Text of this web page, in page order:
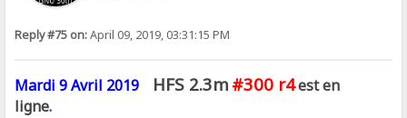
Reply #75 on:April 09, 2019, 03:31:15 PM
Mardi 9 Avril 2019 HFS 2.3m #300 r4est en
ligne.